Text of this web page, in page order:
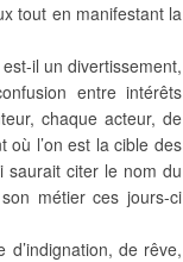
tout en manifestant la
il un divertissement,
entre intérêts
chaque acteur, de
l’on est la cible des
saurait citer le nom du
métier ces jours-ci
de rêve,